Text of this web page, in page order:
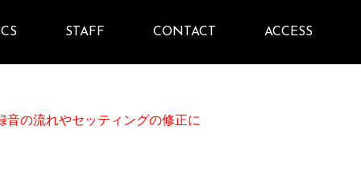
STAFF CONTACT ACCESS
音の流れやセッティングの修正に